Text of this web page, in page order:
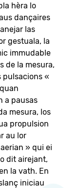
hèra lo
dançaires
las
gestuala, la
immudable
de la mesura,
pulsacions «
a pausas
mesura, los
propulsion
au lor
» qui ei
dit airejant,
la vath. En
iniciau